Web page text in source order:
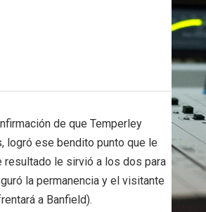
de que Temperley
logró ese bendito punto que le
resultado le sirvió a los dos para
la permanencia y el visitante
a Banfield).